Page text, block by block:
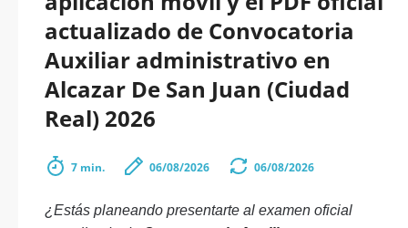
actualizado de Convocatoria
Auxiliar administrativo en
Alcazar De San Juan (Ciudad
Real) 2026
7 min. 06/08/2026 06/08/2026
¿Estás planeando presentarte al examen oficial